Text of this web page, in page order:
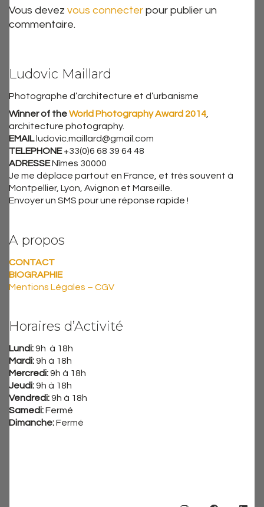
Vous devez vous connecter pour publier un
commentaire.
Ludovic Maillard
Photographe d’architecture et d’urbanisme
Winner of theWorld Photography Award 2014
architecture photography.
EMAIL ludovic.maillard@gmail.com
TELEPHONE+33(0)6 68 39 64 48
ADRESSENîmes 30000
Je me déplace partout en France, et très souvent à
Montpellier, Lyon, Avignon et Marseille.
Envoyer un SMS pour une réponse rapide !
A propos
CONTACT
BIOGRAPHIE
Mentions Légales – CGV
Horaires d’Activité
Lundi:9h à 18h
Mardi:9h à 18h
Mercredi:9h à 18h
Jeudi:9h à 18h
Vendredi:9h à 18h
Samedi:Fermé
Dimanche:Fermé